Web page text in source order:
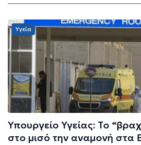
Υγεία
Υπουργείο Υγείας: Το
στο μισό την αναμονή στα